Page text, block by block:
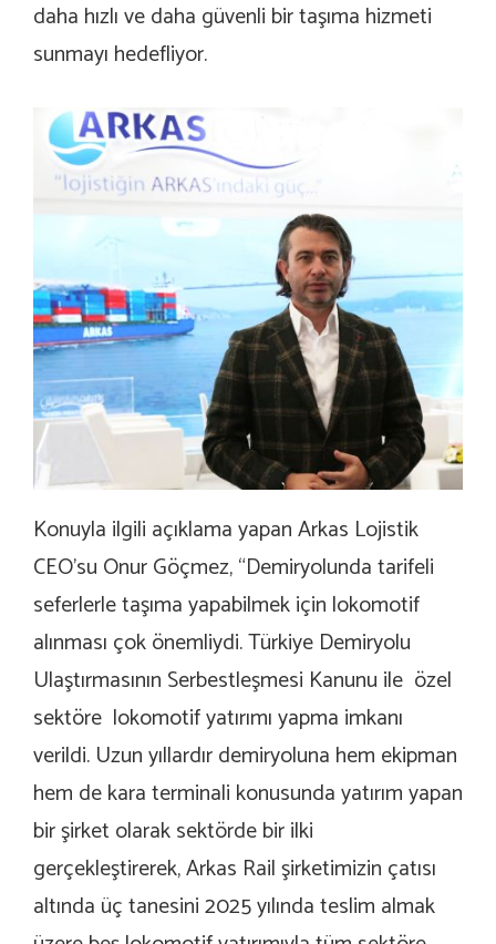
daha hızlı ve daha güvenli bir taşıma hizmeti
sunmayı hedefliyor.
Konuyla ilgili açıklama yapan Arkas Lojistik
CEO’su Onur Göçmez, “Demiryolunda tarifeli
seferlerle taşıma yapabilmek için lokomotif
alınması çok önemliydi. Türkiye Demiryolu
Ulaştırmasının Serbestleşmesi Kanunu ile özel
sektöre lokomotif yatırımı yapma imkanı
verildi. Uzun yıllardır demiryoluna hem ekipman
hem de kara terminali konusunda yatırım yapan
bir şirket olarak sektörde bir ilki
gerçekleştirerek, Arkas Rail şirketimizin çatısı
altında üç tanesini 2025 yılında teslim almak